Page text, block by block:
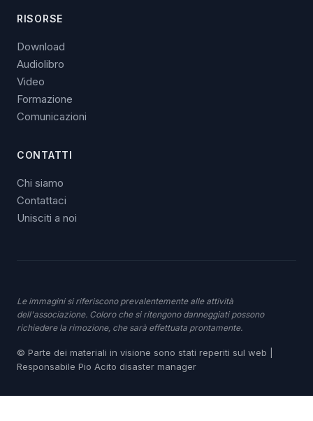
RISORSE
Download
Audiolibro
Video
Formazione
Comunicazioni
CONTATTI
Chi siamo
Contattaci
Unisciti a noi
Le immagini si riferiscono prevalentemente alle attività
dell'associazione. Coloro che si ritengono danneggiati possono
richiedere la rimozione, che sarà effettuata prontamente.
© Parte dei materiali in visione sono stati reperiti sul web |
Responsabile Pio Acito disaster manager